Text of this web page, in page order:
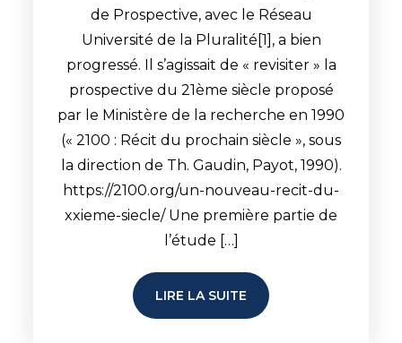
de Prospective, avec le Réseau
Université de la Pluralité[1], a bien
progressé. Il s’agissait de « revisiter » la
prospective du 21ème siècle proposé
par le Ministère de la recherche en 1990
(« 2100 : Récit du prochain siècle », sous
la direction de Th. Gaudin, Payot, 1990).
https://2100.org/un-nouveau-recit-du-
xxieme-siecle/ Une première partie de
l’étude […]
LIRE LA SUITE